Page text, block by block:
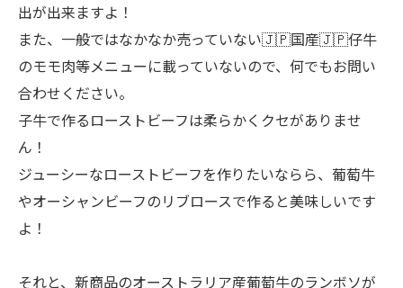
出が出来ますよ！
また、一般ではなかなか売っていない🇯🇵国産🇯🇵仔牛
のモモ肉等メニューに載っていないので、何でもお問い
合わせください。
子牛で作るローストビーフは柔らかくクセがありませ
ん！
ジューシーなローストビーフを作りたいならら、葡萄牛
やオーシャンビーフのリブロースで作ると美味しいです
よ！
それと、新商品のオーストラリア産葡萄牛のランボソが